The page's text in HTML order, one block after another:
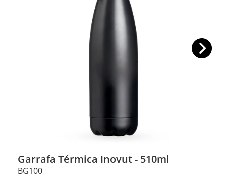
Garrafa Térmica Inovut - 510ml
BG100